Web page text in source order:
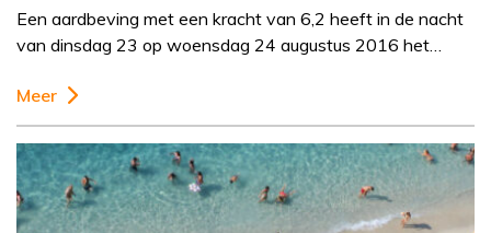
Een aardbeving met een kracht van 6,2 heeft in de nacht
van dinsdag 23 op woensdag 24 augustus 2016 het…
Meer